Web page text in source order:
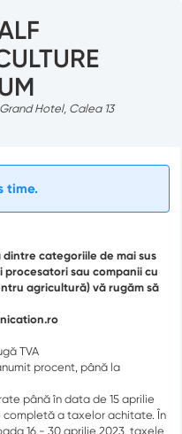
Hotel, Calea 13
time.
categoriile de mai sus
sau companii cu
agricultură) vă rugăm să
TVA
procent, până la
până în data de 15 aprilie
completă a taxelor achitate. În
16 - 30 aprilie 2023, taxele